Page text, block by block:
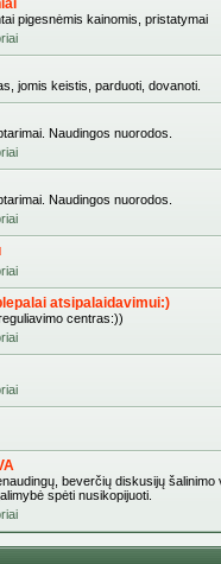
pigesnėmis kainomis, pristatymai
jomis keistis, parduoti, dovanoti.
Naudingos nuorodos.
Naudingos nuorodos.
atsipalaidavimui:)
centras:))
beverčių diskusijų
spėti nusikopijuoti.